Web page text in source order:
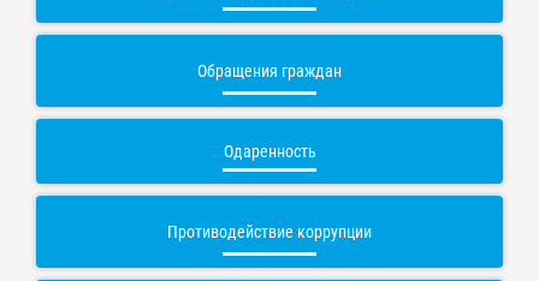
Обращения граждан
Одаренность
Противодействие коррупции